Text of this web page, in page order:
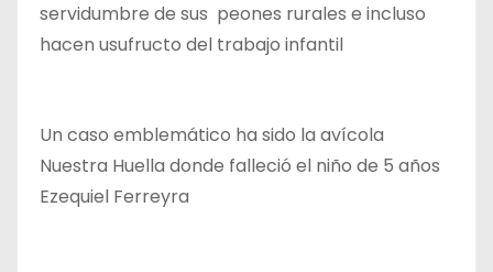
servidumbre de sus peones rurales e incluso
hacen usufructo del trabajo infantil
Un caso emblemático ha sido la avícola
Nuestra Huella donde falleció el niño de 5 años
Ezequiel Ferreyra